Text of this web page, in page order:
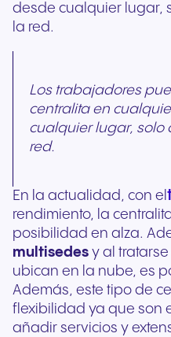
desde cualquier lugar,
la red.
Los trabajadores
centralita en
cualquier lugar, solo
red.
En la actualidad, con el
rendimiento, la
posibilidad en alza.
multisedes y al
ubican en la nube, es
Además, este tipo de
flexibilidad ya que son
añadir servicios y